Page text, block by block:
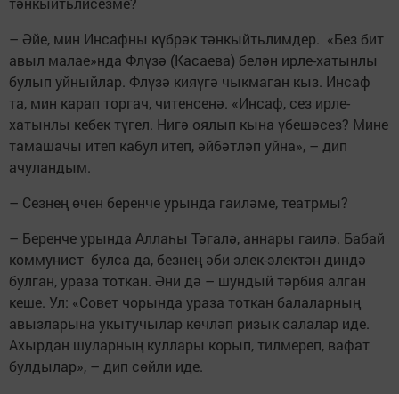
– Әйе, мин Инсафны күбрәк тәнкыйтьлимдер. «Без бит
авыл малае»нда Флүзә (Касаева) белән ирле-хатынлы
булып уйныйлар. Флүзә кияүгә чыкмаган кыз. Инсаф
та, мин карап торгач, читенсенә. «Инсаф, сез ирле-
хатынлы кебек түгел. Нигә оялып кына үбешәсез? Мине
тамашачы итеп кабул итеп, әйбәтләп уйна», – дип
ачуландым.
– Сезнең өчен беренче урында гаиләме, театрмы?
– Беренче урында Аллаһы Тәгалә, аннары гаилә. Бабай
коммунист булса да, безнең әби элек-электән диндә
булган, ураза тоткан. Әни дә – шундый тәрбия алган
кеше. Ул: «Совет чорында ураза тоткан балаларның
авызларына укытучылар көчләп ризык салалар иде.
Ахырдан шуларның куллары корып, тилмереп, вафат
булдылар», – дип сөйли иде.